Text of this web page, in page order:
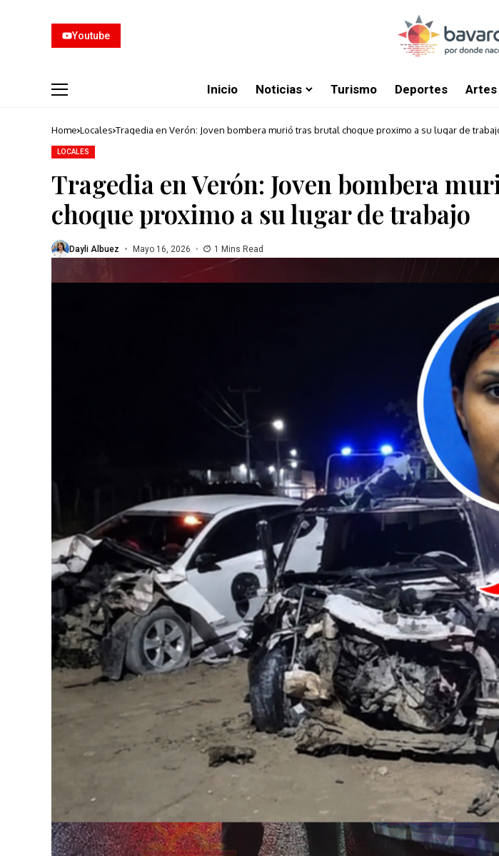
Youtube
Inicio Noticias Turismo Deportes Artes
Home Locales Tragedia en Verón: Joven bombera murió tras brutal choque proximo a su lugar de
LOCALES
Tragedia en Verón: Joven bombera
choque proximo a su lugar de trabajo
Dayli Albuez Mayo 16, 2026 1 Mins Read